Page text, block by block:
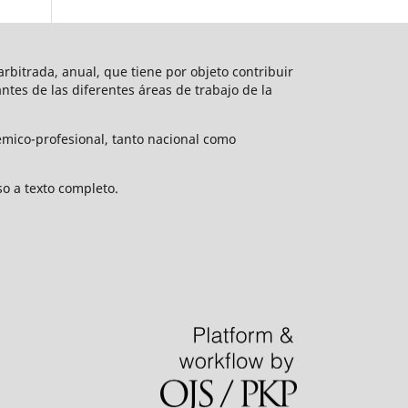
anual, que tiene por objeto contribuir
de las diferentes áreas de trabajo de la
profesional, tanto nacional como
a texto completo.